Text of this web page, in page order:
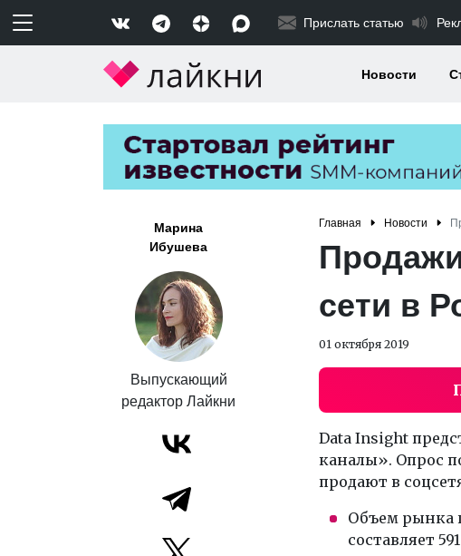
Прислать статью
Новости
Марина
Ибушева
Выпускающий
редактор Лайкни
Главная Новости
сети в
01 октября 2019
Data Insight
каналы». Опрос
продают в
Объем рынка
составляет